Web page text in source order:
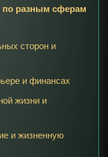
по разным сферам
сторон и
и финансах
жизни и
и жизненную